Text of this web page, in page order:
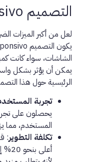
التصميم responsivo
لعل من أكبر الميزات
الشاشات، سواء كانت
يمكن أن يؤثر بشكل
الرئيسية حول هذا
تجربة
يحصلون على
المستخدم، مما
تكلفة التطوير